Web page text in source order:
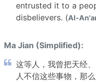
entrusted it to a
disbelievers. (Al-
Ma Jian (Simplified):
这等人，我曾把天经
人不信这些事物，那